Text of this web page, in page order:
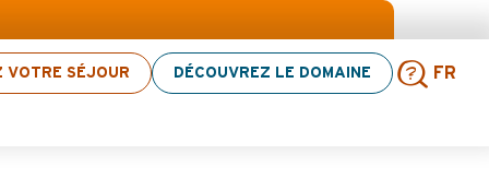
VOTRE SÉJOUR DÉCOUVREZ LE DOMAINE FR
! > cliquez ici